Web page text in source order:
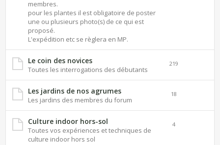
membres.
pour les plantes il est obligatoire de poster
une ou plusieurs photo(s) de ce qui est
proposé.
L'expédition etc se règlera en MP.
Le coin des novices
Toutes les interrogations des débutants
219
Les jardins de nos agrumes
Les jardins des membres du forum
18
Culture indoor hors-sol
Toutes vos expériences et techniques de
culture indoor hors sol
4